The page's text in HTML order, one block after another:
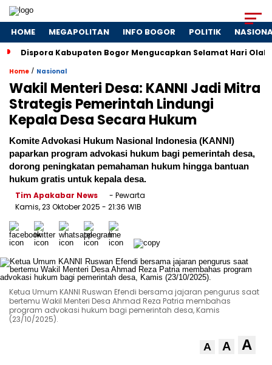
HOME MEGAPOLITAN INFO BOGOR POLITIK
Dispora Kabupaten Bogor Mengucapkan Selamat Hari
Home / Nasional
Wakil Menteri Desa: KANNI Jadi Mitra
Strategis Pemerintah Lindungi
Kepala Desa Secara Hukum
Komite Advokasi Hukum Nasional Indonesia (KANNI)
paparkan program advokasi hukum bagi pemerintah desa,
dorong peningkatan pemahaman hukum hingga bantuan
hukum gratis untuk kepala desa.
Tim Apakabar News
- Pewarta
Kamis, 23 Oktober 2025 - 21:36 WIB
Ketua Umum KANNI Ruswan Efendi bersama jajaran pengurus saat
bertemu Wakil Menteri Desa Ahmad Reza Patria membahas
program advokasi hukum bagi pemerintah desa, Kamis
(23/10/2025).
A A A